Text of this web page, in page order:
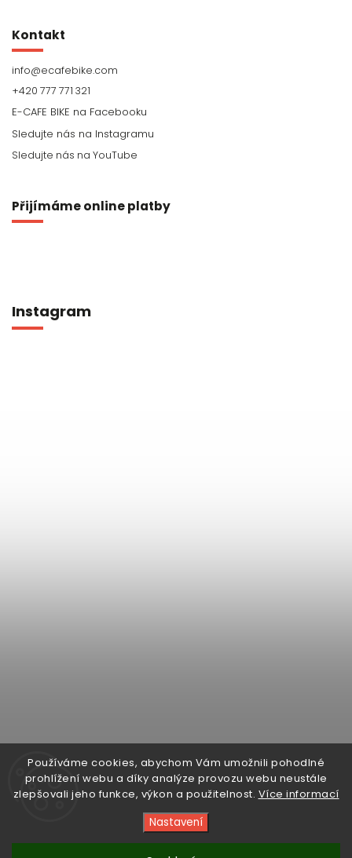
Používáme cookies, abychom Vám umožnili pohodlné
prohlížení webu a díky analýze provozu webu neustále
zlepšovali jeho funkce, výkon a použitelnost. Více informací
Nastavení
Kontakt
info@ecafebike.com
+420 777 771 321
Sledujte nás na YouTube
Přijímáme online platby
Instagram
Sledujte